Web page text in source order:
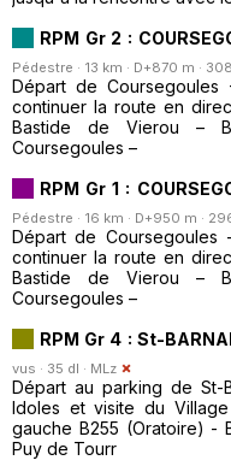
RPM Gr 2 :
Pédestre · 13 km · D+870 m ·
Départ de
continuer la route en
Bastide de Vierou –
Coursegoules –
RPM Gr 1 :
Pédestre · 16 km · D+950 m ·
Départ de
continuer la route en
Bastide de Vierou –
Coursegoules –
RPM Gr 4 : St-
vus · 35 dl · MLz
Départ au parking de St-
Idoles et visite du
gauche B255 (Oratoire) -
Puy de Tourr